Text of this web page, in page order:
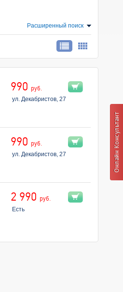
Расширенный поиск
990 руб.
ул. Декабристов, 27
990 руб.
ул. Декабристов, 27
2 990 руб.
Есть